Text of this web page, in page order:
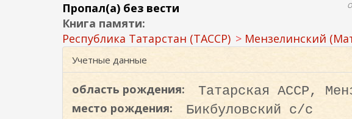
Пропал(а) без вести
Книга памяти:
Республика Татарстан (ТАССР)
Мензелинский
Учетные данные
область рождения: Татарская АССР,
место рождения: Бикбуловский с/с